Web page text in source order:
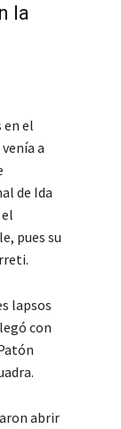
la
en el
a
de Ida
pues su
lapsos
con
abrir